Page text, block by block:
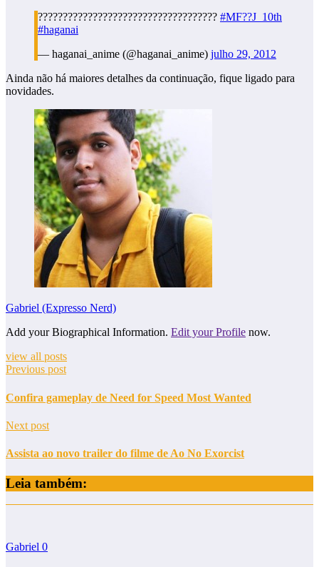
???????????????????????????????????? #MF??J_10th
#haganai
— haganai_anime (@haganai_anime) julho 29, 2012
Ainda não há maiores detalhes da continuação, fique ligado para
novidades.
Gabriel (Expresso Nerd)
Add your Biographical Information. Edit your Profile now.
view all posts
Previous post
Confira gameplay de Need for Speed Most Wanted
Next post
Assista ao novo trailer do filme de Ao No Exorcist
Leia também:
Gabriel 0